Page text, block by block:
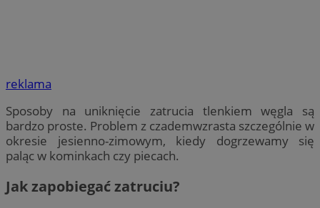
reklama
Sposoby na uniknięcie zatrucia tlenkiem węgla są
bardzo proste. Problem z czademwzrasta szczególnie w
okresie jesienno-zimowym, kiedy dogrzewamy się
paląc w kominkach czy piecach.
Jak zapobiegać zatruciu?